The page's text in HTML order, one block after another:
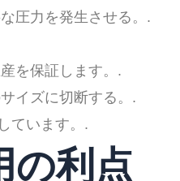
圧力を発生させる。.
を保証します。.
イズに切断する。.
ています。.
の利点